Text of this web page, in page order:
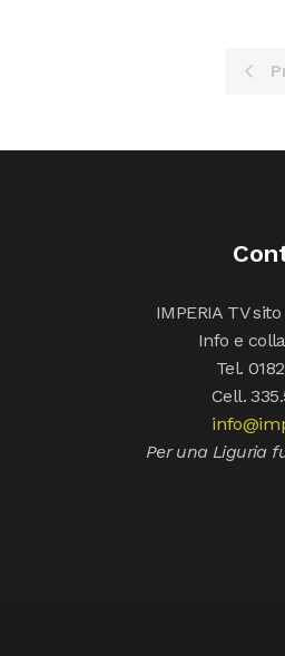
IMPERIA TV
Info e
Tel.
Cell.
Per una Liguria